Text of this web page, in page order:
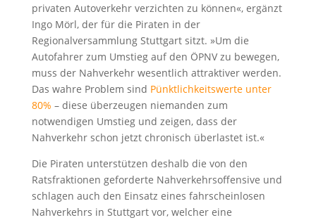
privaten Autoverkehr verzichten zu können«, ergänzt
Ingo Mörl, der für die Piraten in der
Regionalversammlung Stuttgart sitzt. »Um die
Autofahrer zum Umstieg auf den ÖPNV zu bewegen,
muss der Nahverkehr wesentlich attraktiver werden.
Das wahre Problem sind Pünktlichkeitswerte unter
80% – diese überzeugen niemanden zum
notwendigen Umstieg und zeigen, dass der
Nahverkehr schon jetzt chronisch überlastet ist.«
Die Piraten unterstützen deshalb die von den
Ratsfraktionen geforderte Nahverkehrsoffensive und
schlagen auch den Einsatz eines fahrscheinlosen
Nahverkehrs in Stuttgart vor, welcher eine